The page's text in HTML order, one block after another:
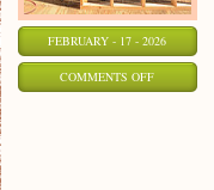
FEBRUARY - 17 - 2026
COMMENTS OFFON